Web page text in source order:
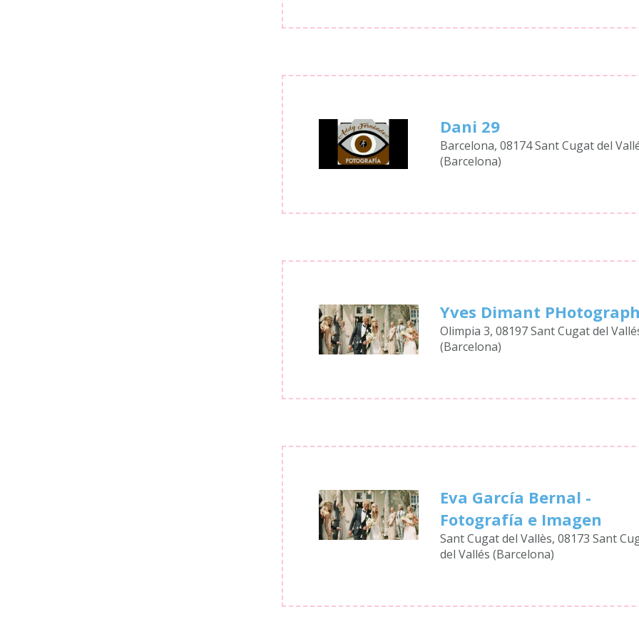
Dani 29
Barcelona, 08174 Sant Cugat del
(Barcelona)
Yves Dimant
Olimpia 3, 08197 Sant Cugat del
(Barcelona)
Eva García Bernal -
Fotografía e Imagen
Sant Cugat del Vallès, 08173 Sant
del Vallés (Barcelona)